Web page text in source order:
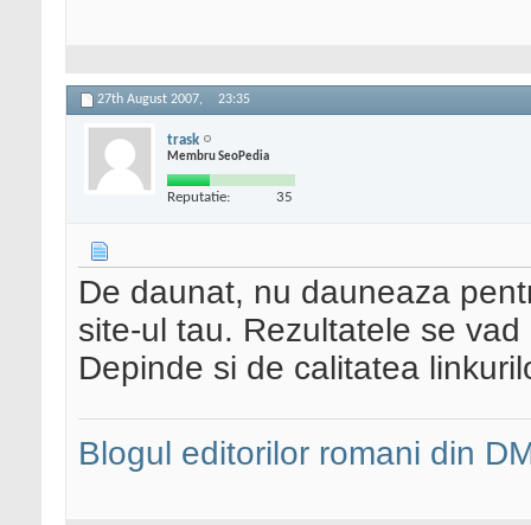
27th August 2007, 23:35
trask
Membru SeoPedia
Reputatie: 35
De daunat, nu dauneaza
site-ul tau. Rezultatele se
Depinde si de calitatea
Blogul editorilor romani din